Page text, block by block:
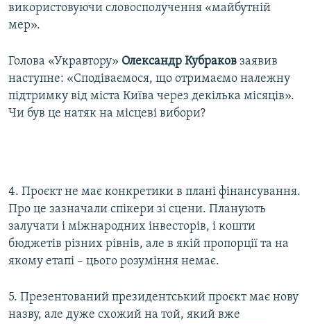
використовуючи словосполучення «майбутній
мер».
Голова «Укравтору»​ Олександр Кубраков заявив
наступне: «Сподіваємося, що отримаємо належну
підтримку від міста Київа через декілька місяців».
Чи був це натяк на місцеві вибори?
4. Проєкт не має конкретики в плані фінансування.
Про це зазначали спікери зі сцени. Планують
залучати і міжнародних інвесторів, і кошти
бюджетів різних рівнів, але в якій пропорції та на
якому етапі – цього розуміння немає.
5. Презентований президентський проєкт має нову
назву, але дуже схожий на той, який вже